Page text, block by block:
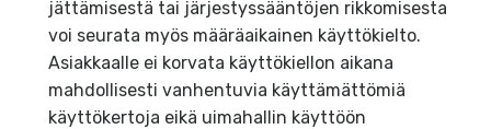
jättämisestä tai järjestyssääntöjen rikkomisesta
voi seurata myös määräaikainen käyttökielto.
Asiakkaalle ei korvata käyttökiellon aikana
mahdollisesti vanhentuvia käyttämättömiä
käyttökertoja eikä uimahallin käyttöön